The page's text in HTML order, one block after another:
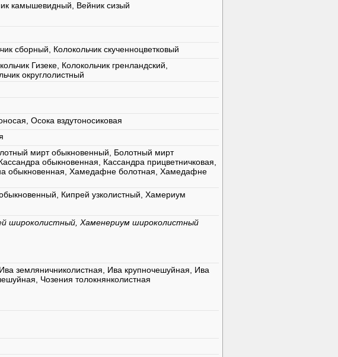
камышевидный, Вейник сизый
сборный, Колокольчик скученноцветковый
Гизеке, Колокольчик гренландский,
округлолистный
Осока вздутоносиковая
мирт обыкновенный, Болотный мирт
обыкновенная, Кассандра прицветничковая,
обыкновенная, Хамедафне болотная, Хамедафне
Кипрей узколистный, Хамериум
широколистный, Хаменериум широколистный
земляничниколистная, Ива крупночешуйная, Ива
Чозения толокнянколистная